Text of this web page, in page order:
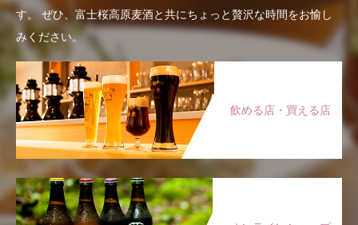
す。ぜひ、富士桜高原麦酒と共にちょっと贅沢な時間をお愉し
みください。
飲める店・買える店